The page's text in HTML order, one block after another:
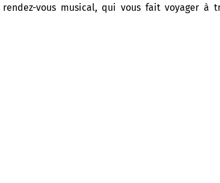
vous musical, qui vous fait voyager à